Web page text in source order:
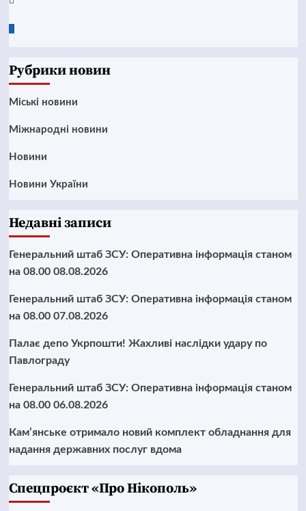
Рубрики новин
Mіські новини
Міжнародні новини
Новини
Новини України
Недавні записи
Генеральний штаб ЗСУ: Оперативна інформація станом
на 08.00 08.08.2026
Генеральний штаб ЗСУ: Оперативна інформація станом
на 08.00 07.08.2026
Палає депо Укрпошти! Жахливі наслідки удару по
Павлограду
Генеральний штаб ЗСУ: Оперативна інформація станом
на 08.00 06.08.2026
Кам’янське отримало новий комплект обладнання для
надання державних послуг вдома
Cпецпроєкт «Про Нікополь»